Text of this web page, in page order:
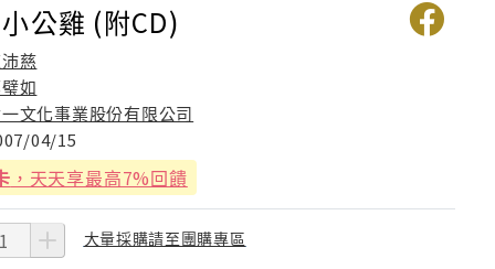
公雞 (附CD)
慈
如
文化事業股份有限公司
04/15
，天天享最高7%回饋
大量採購請至團購專區